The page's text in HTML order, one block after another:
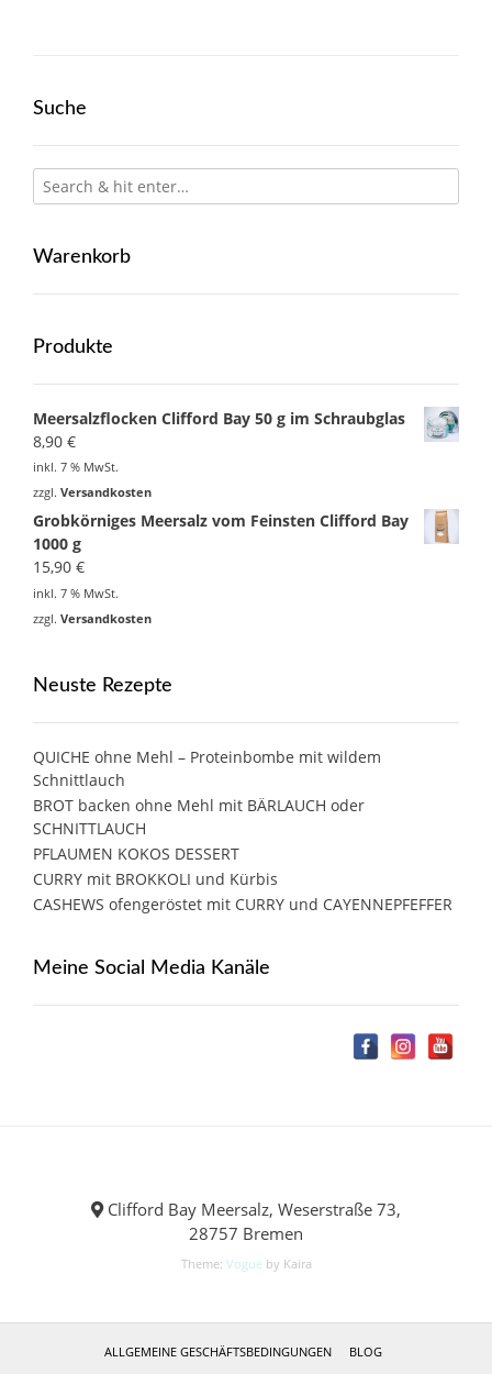
Suche
Warenkorb
Produkte
Meersalzflocken Clifford Bay 50 g im Schraubglas
8,90 €
inkl. 7 % MwSt.
zzgl. Versandkosten
Grobkörniges Meersalz vom Feinsten Clifford Bay
1000 g
15,90 €
inkl. 7 % MwSt.
zzgl. Versandkosten
Neuste Rezepte
QUICHE ohne Mehl – Proteinbombe mit wildem
Schnittlauch
BROT backen ohne Mehl mit BÄRLAUCH oder
SCHNITTLAUCH
PFLAUMEN KOKOS DESSERT
CURRY mit BROKKOLI und Kürbis
CASHEWS ofengeröstet mit CURRY und CAYENNEPFEFFER
Meine Social Media Kanäle
Clifford Bay Meersalz, Weserstraße 73,
28757 Bremen
Theme: Vogue by Kaira
ALLGEMEINE GESCHÄFTSBEDINGUNGEN
BLOG